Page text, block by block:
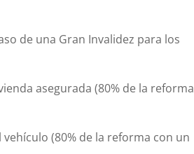
de una Gran Invalidez para los
asegurada (80% de la reforma
(80% de la reforma con un